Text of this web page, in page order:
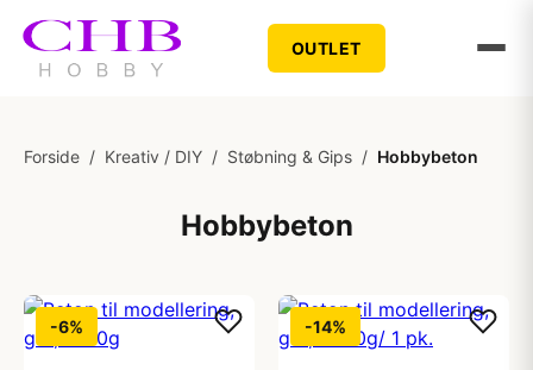
OUTLET
Forside / Kreativ / DIY / Støbning & Gips / Hobbybeton
Hobbybeton
-6% -14%